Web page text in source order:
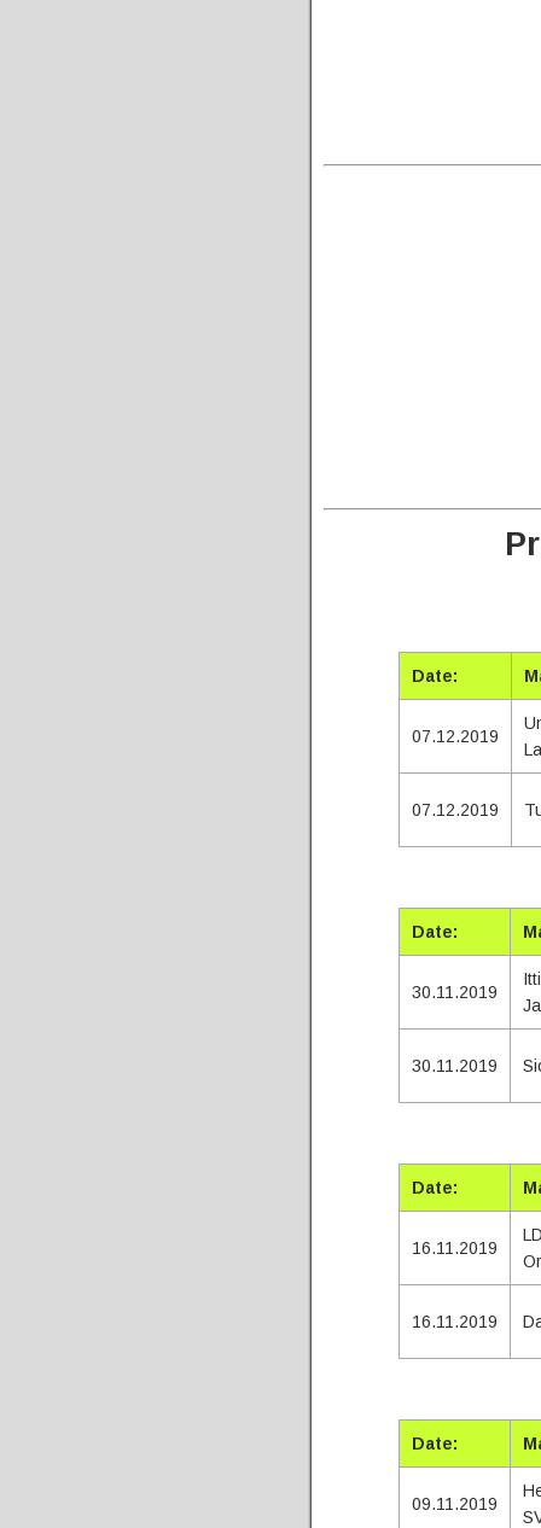
Date:
07.12.2019
07.12.2019
Date:
30.11.2019
30.11.2019
Date:
16.11.2019
16.11.2019
Date:
09.11.2019